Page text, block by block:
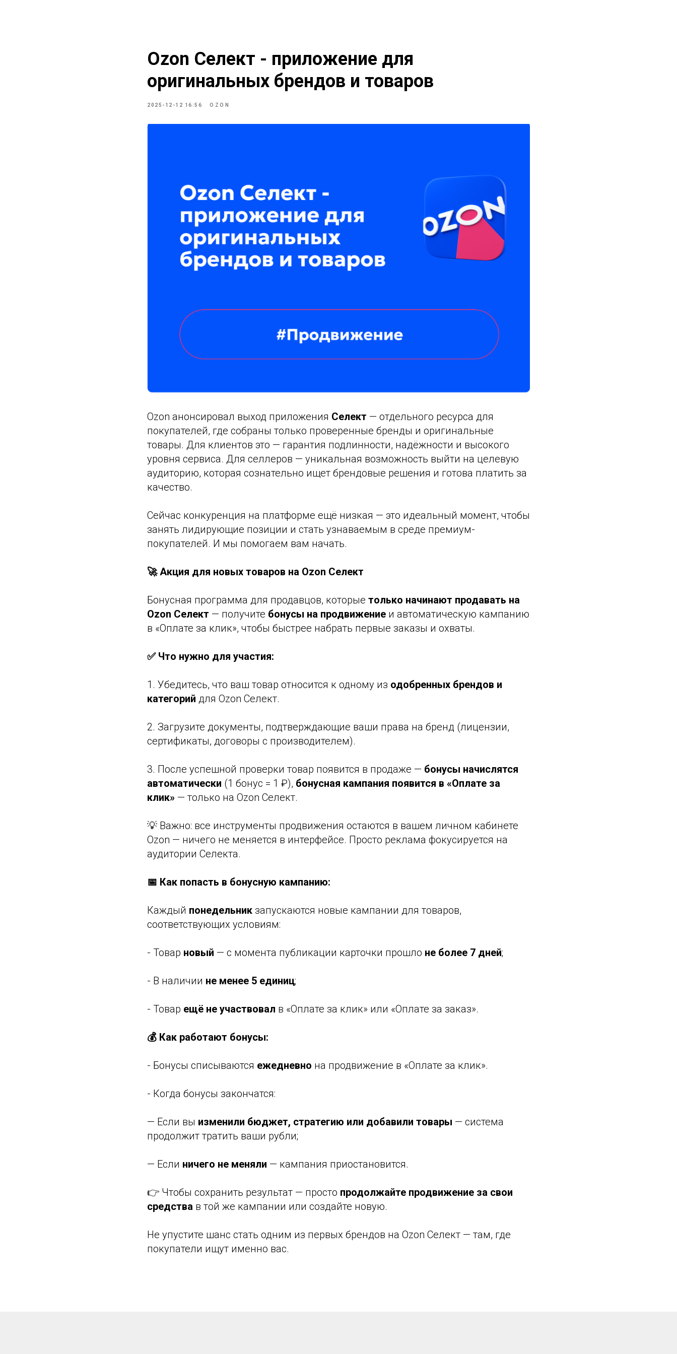
Ozon Селект - приложение для
оригинальных брендов и товаров
2025-12-12 16:56 OZON
Ozon анонсировал выход приложения Селект — отдельного ресурса для
покупателей, где собраны только проверенные бренды и оригинальные
товары. Для клиентов это — гарантия подлинности, надёжности и высокого
уровня сервиса. Для селлеров — уникальная возможность выйти на целевую
аудиторию, которая сознательно ищет брендовые решения и готова платить за
качество.
Сейчас конкуренция на платформе ещё низкая — это идеальный момент, чтобы
занять лидирующие позиции и стать узнаваемым в среде премиум-
покупателей. И мы помогаем вам начать.
🚀 Акция для новых товаров на Ozon Селект
Бонусная программа для продавцов, которые только начинают продавать на
Ozon Селект — получите бонусы на продвижение и автоматическую кампанию
в «Оплате за клик», чтобы быстрее набрать первые заказы и охваты.
✅ Что нужно для участия:
1. Убедитесь, что ваш товар относится к одному из одобренных брендов и
категорий для Ozon Селект.
2. Загрузите документы, подтверждающие ваши права на бренд (лицензии,
сертификаты, договоры с производителем).
3. После успешной проверки товар появится в продаже — бонусы начислятся
автоматически (1 бонус = 1 ₽), бонусная кампания появится в «Оплате за
клик» — только на Ozon Селект.
💡 Важно: все инструменты продвижения остаются в вашем личном кабинете
Ozon — ничего не меняется в интерфейсе. Просто реклама фокусируется на
аудитории Селекта.
📅 Как попасть в бонусную кампанию:
Каждый понедельник запускаются новые кампании для товаров,
соответствующих условиям:
- Товар новый — с момента публикации карточки прошло не более 7 дней;
- В наличии не менее 5 единиц;
- Товар ещё не участвовал в «Оплате за клик» или «Оплате за заказ».
💰 Как работают бонусы:
- Бонусы списываются ежедневно на продвижение в «Оплате за клик».
- Когда бонусы закончатся:
— Если вы изменили бюджет, стратегию или добавили товары — система
продолжит тратить ваши рубли;
— Если ничего не меняли — кампания приостановится.
👉 Чтобы сохранить результат — просто продолжайте продвижение за свои
средства в той же кампании или создайте новую.
Не упустите шанс стать одним из первых брендов на Ozon Селект — там, где
покупатели ищут именно вас.